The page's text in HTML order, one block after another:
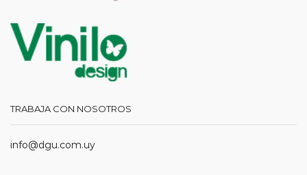
TRABAJA CON NOSOTROS
info@dgu.com.uy